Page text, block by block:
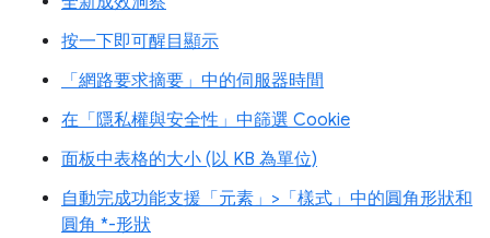
按一下即可醒目顯示
「網路要求摘要」中的伺服器時間
在「隱私權與安全性」中篩選 Cookie
面板中表格的大小 (以 KB 為單位)
自動完成功能支援「元素」>「樣式」中的圓角形狀和
圓角 *-形狀